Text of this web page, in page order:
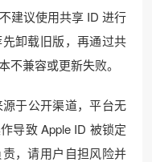
建议使用共享 ID 进行
卸载旧版，再通过共
不兼容或更新失败。
于公开渠道，平台无
导致 Apple ID 被锁定
，请用户自担风险并